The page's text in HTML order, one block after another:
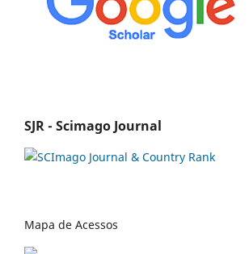
SJR - Scimago Journal
Mapa de Acessos